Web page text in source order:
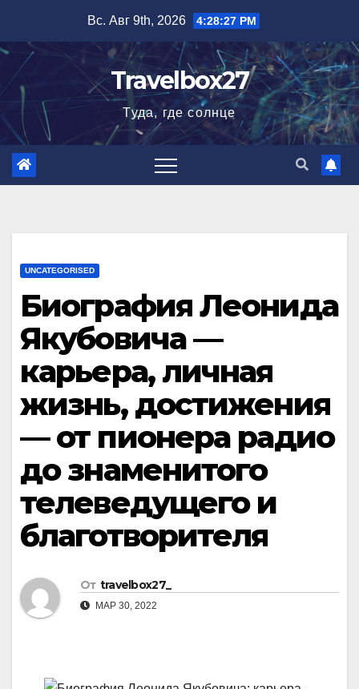
содержимому
Вс. Авг 9th, 2026 4:28:28 PM
Travelbox27
Туда, где солнце
UNCATEGORISED
Биография Леонида
Якубовича —
карьера, личная
жизнь, достижения
— от пионера радио
до знаменитого
телеведущего и
благотворителя
От travelbox27_
МАР 30, 2022